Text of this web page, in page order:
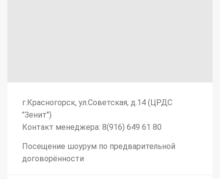
г.Красногорск, ул.Советская, д.14 (ЦРДС
"Зенит")
Контакт менеджера: 8(916) 649 61 80
Посещение шоурум по предварительной
договорённости